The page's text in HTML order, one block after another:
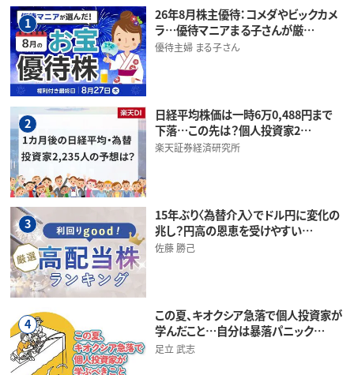
1
26年8月株主優待：コメダやビックカメ
ラ…優待マニアまる子さんが厳…
優待主婦 まる子さん
2
日経平均株価は一時6万0,488円まで
下落…この先は？個人投資家2…
楽天証券経済研究所
3
15年ぶり〈為替介入〉でドル円に変化の
兆し？円高の恩恵を受けやすい…
佐藤 勝己
4
この夏、キオクシア急落で個人投資家が
学んだこと…自分は暴落パニック…
足立 武志